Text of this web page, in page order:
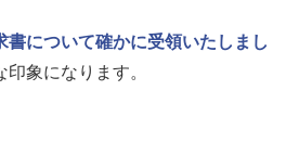
書について確かに受領いたしまし
象になります。